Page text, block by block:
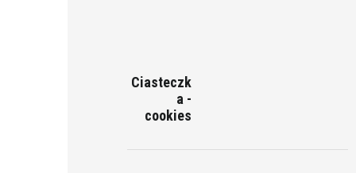
Ciasteczk
a -
cookies